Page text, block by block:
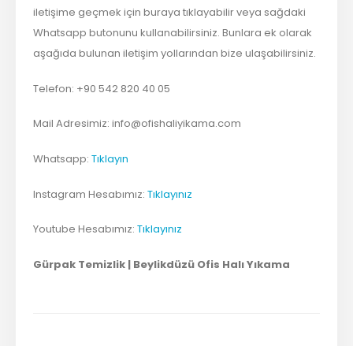
iletişime geçmek için buraya tıklayabilir veya sağdaki
Whatsapp butonunu kullanabilirsiniz. Bunlara ek olarak
aşağıda bulunan iletişim yollarından bize ulaşabilirsiniz.
Telefon: +90 542 820 40 05
Mail Adresimiz:info@ofishaliyikama.com
Whatsapp:Tıklayın
Instagram Hesabımız:Tıklayınız
Youtube Hesabımız:Tıklayınız
Gürpak Temizlik | Beylikdüzü Ofis Halı Yıkama